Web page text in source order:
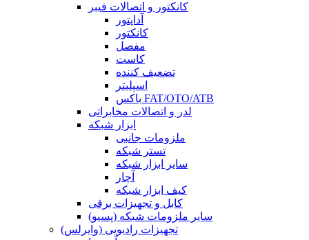
کانکتور و اتصالات فیبر
آداپتور
کانکتور
مفصل
کاست
تضعیف کننده
اسپلیتر
باکس FAT/OTO/ATB
لدر و اتصالات مخابراتی
ابزار شبکه
ملزومات جانبی
تستر شبکه
سایر ابزار شبکه
آچار
کیف ابزار شبکه
کابل و تجهیزات برقی
سایر ملزومات شبکه (پسیو)
تجهیزات رادیویی (وایرلس)